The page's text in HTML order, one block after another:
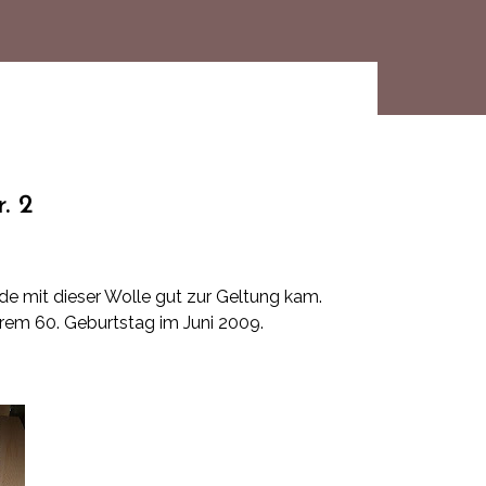
2
mit dieser Wolle gut zur Geltung kam.
60. Geburtstag im Juni 2009.